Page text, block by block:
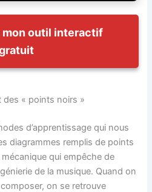
mon outil interactif
« points noirs »
d’apprentissage qui nous
diagrammes remplis de points
qui empêche de
de la musique. Quand on
on se retrouve